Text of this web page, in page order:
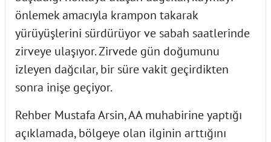
önlemek amacıyla krampon takarak
yürüyüşlerini sürdürüyor ve sabah saatlerinde
zirveye ulaşıyor. Zirvede gün doğumunu
izleyen dağcılar, bir süre vakit geçirdikten
sonra inişe geçiyor.
Rehber Mustafa Arsin, AA muhabirine yaptığı
açıklamada, bölgeye olan ilginin arttığını